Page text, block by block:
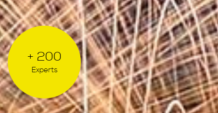
+ 200
Experts